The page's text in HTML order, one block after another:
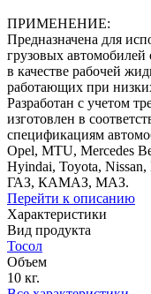
ПРИМЕНЕНИЕ:
Предназначена для
грузовых автомобилей
в качестве рабочей
работающих при
Разработан с учетом
изготовлен в
спецификациям
Opel, MTU, Mercedes
Hyindai, Toyota,
ГАЗ, КАМАЗ, МАЗ.
Перейти к описанию
Характеристики
Вид продукта
Тосол
Объем
10 кг.